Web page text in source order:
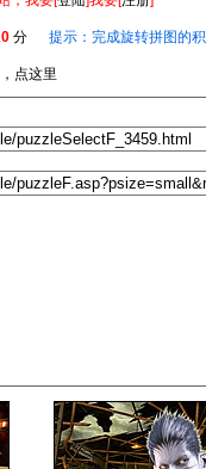
分 提示：完成旋转拼图的
点这里